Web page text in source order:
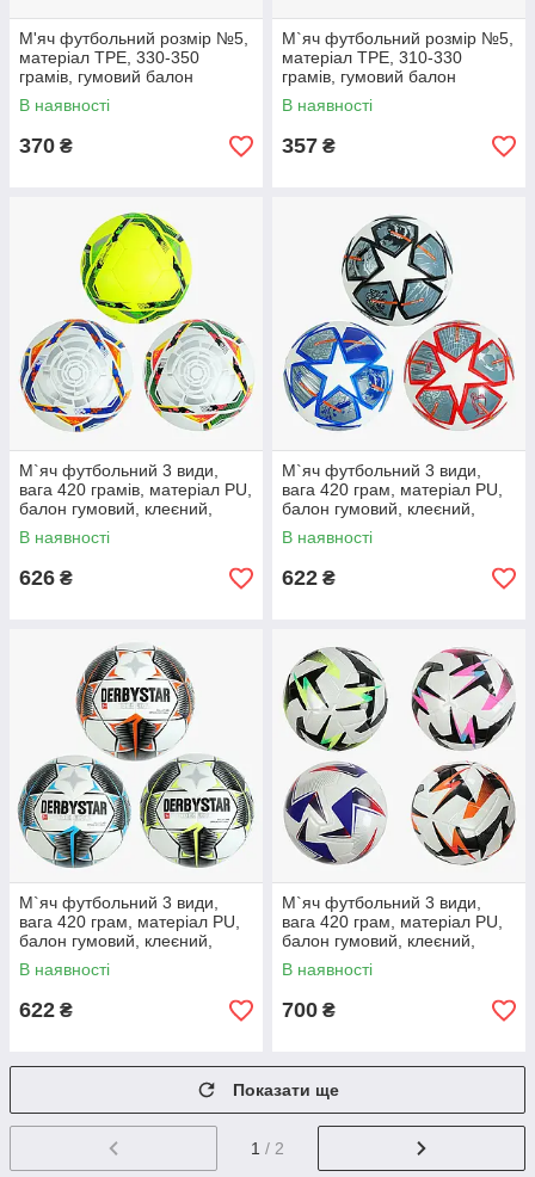
М'яч футбольний розмір №5,
матеріал TPE, 330-350
грамів, гумовий балон
В наявності
370 ₴
М`яч футбольний розмір №5,
матеріал TPE, 310-330
грамів, гумовий балон
В наявності
357 ₴
М`яч футбольний 3 види,
вага 420 грамів, матеріал PU,
балон гумовий, клеєний,
(поставляється накачаним на
90%)
В наявності
626 ₴
М`яч футбольний 3 види,
вага 420 грам, матеріал PU,
балон гумовий, клеєний,
(поставляється накачаним на
90%)
В наявності
622 ₴
М`яч футбольний 3 види,
вага 420 грам, матеріал PU,
балон гумовий, клеєний,
(поставляється накачаним на
90%)
В наявності
622 ₴
М`яч футбольний 3 види,
вага 420 грам, матеріал PU,
балон гумовий, клеєний,
(поставляється накачаним на
90%)
В наявності
700 ₴
Показати ще
1 / 2